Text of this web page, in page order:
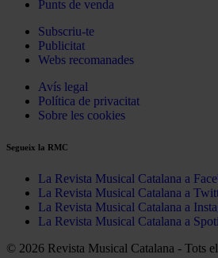
Punts de venda
Subscriu-te
Publicitat
Webs recomanades
Avís legal
Política de privacitat
Sobre les cookies
Segueix la RMC
La Revista Musical Catalana a
La Revista Musical Catalana a
La Revista Musical Catalana a
La Revista Musical Catalana a
© 2026 Revista Musical Catalana - Tots